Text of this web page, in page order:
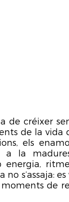
de créixer
de la vida
els
la
energia,
no s’assaja:
de